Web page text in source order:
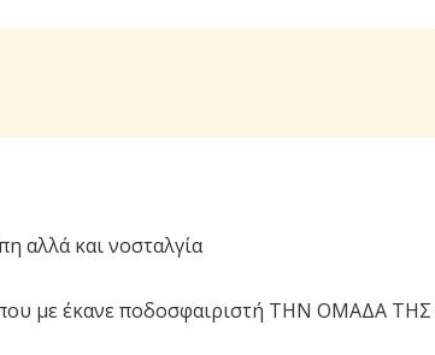
αλλά και νοσταλγία
με έκανε ποδοσφαιριστή ΤΗΝ ΟΜΑΔΑ ΤΗΣ